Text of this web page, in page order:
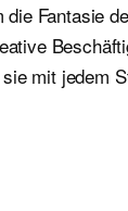
Fantasie
mit jedem